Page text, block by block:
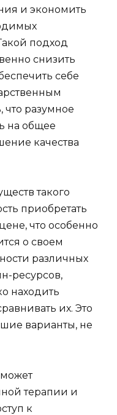
и экономить
подход
снизить
себе
что разумное
на общее
качества
такого
приобретать
что особенно
о своем
различных
ресурсов,
находить
их. Это
варианты, не
может
терапии и
к